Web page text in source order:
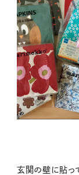
玄関の壁に貼っ